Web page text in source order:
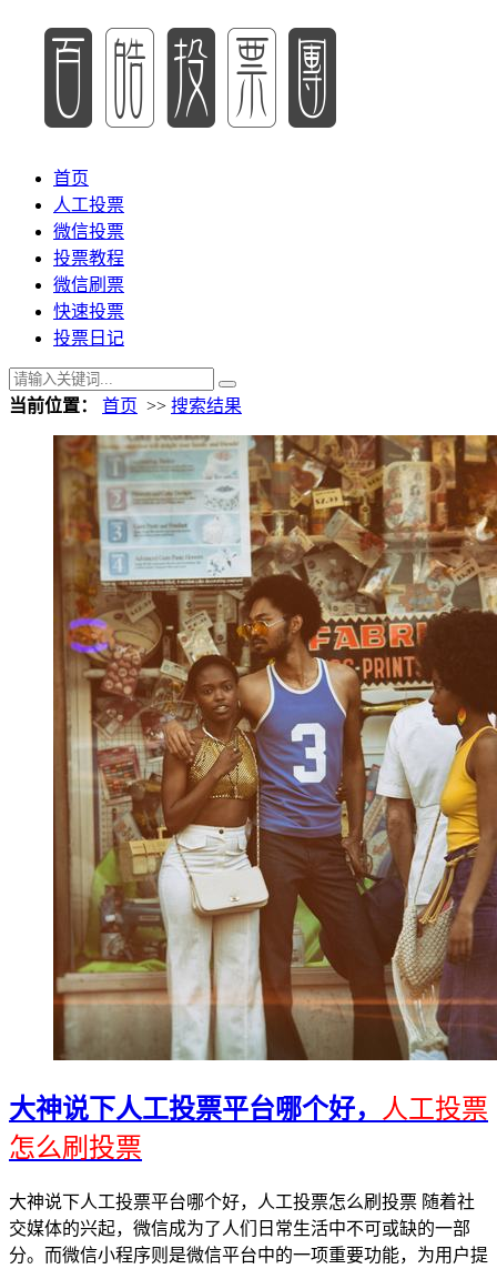
首页
人工投票
微信投票
投票教程
微信刷票
快速投票
投票日记
当前位置： 首页 >> 搜索结果
大神说下人工投票平台哪个好，
人工投票
怎么刷投票
大神说下人工投票平台哪个好，人工投票怎么刷投票 随着社
交媒体的兴起，微信成为了人们日常生活中不可或缺的一部
分。而微信小程序则是微信平台中的一项重要功能，为用户提